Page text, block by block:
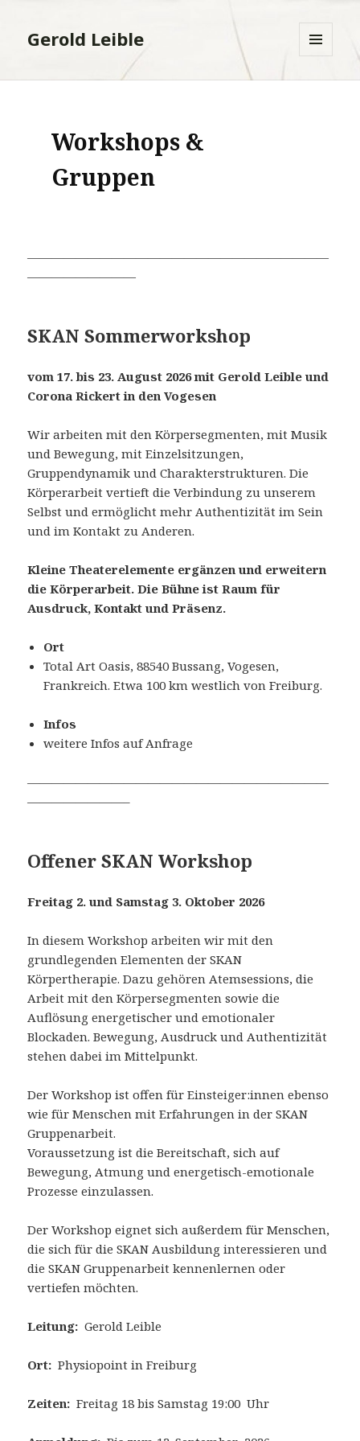
Gerold Leible
Workshops &
Gruppen
—————————————————————————
—————————
SKAN Sommerworkshop
vom 17. bis 23. August 2026 mit Gerold Leible und
Corona Rickert in den Vogesen
Wir arbeiten mit den Körpersegmenten, mit Musik
und Bewegung, mit Einzelsitzungen,
Gruppendynamik und Charakterstrukturen. Die
Körperarbeit vertieft die Verbindung zu unserem
Selbst und ermöglicht mehr Authentizität im Sein
und im Kontakt zu Anderen.
Kleine Theaterelemente ergänzen und erweitern
die Körperarbeit. Die Bühne ist Raum für
Ausdruck, Kontakt und Präsenz.
Ort
Total Art Oasis, 88540 Bussang, Vogesen,
Frankreich. Etwa 100 km westlich von Freiburg.
Infos
weitere Infos auf Anfrage
—————————————————————————
————————–
Offener SKAN Workshop
Freitag 2. und Samstag 3. Oktober 2026
In diesem Workshop arbeiten wir mit den
grundlegenden Elementen der SKAN
Körpertherapie. Dazu gehören Atemsessions, die
Arbeit mit den Körpersegmenten sowie die
Auflösung energetischer und emotionaler
Blockaden. Bewegung, Ausdruck und Authentizität
stehen dabei im Mittelpunkt.
Der Workshop ist offen für Einsteiger:innen ebenso
wie für Menschen mit Erfahrungen in der SKAN
Gruppenarbeit.
Voraussetzung ist die Bereitschaft, sich auf
Bewegung, Atmung und energetisch-emotionale
Prozesse einzulassen.
Der Workshop eignet sich außerdem für Menschen,
die sich für die SKAN Ausbildung interessieren und
die SKAN Gruppenarbeit kennenlernen oder
vertiefen möchten.
Leitung: Gerold Leible
Ort:Physiopoint in Freiburg
Zeiten:Freitag 18 bis Samstag 19:00 Uhr